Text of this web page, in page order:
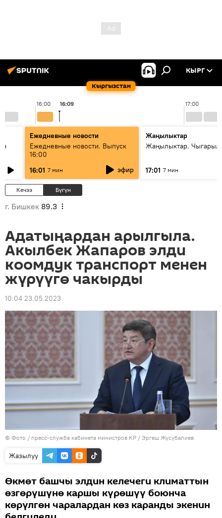
Кыргызстан
КЫРГ
16:00 17:00
16:09
Ежедневные новости
Ежедневные новости. Выпуск
16:00
16:01 7 мин эфир
Жаңылыктар
Жаңылыктар.
17:01 7 мин
Кечээ Бүгүн
г. Бишкек 89.3
Адатыңардан арылгыла.
Акылбек Жапаров элди
коомдук транспорт менен
жүрүүгө чакырды
10:04 23.05.2023
© Фото / пресс-служба кабинета министров КР / Эргеш Жусубалиев
Жазылуу
Өкмөт башчы элдин келечеги климаттын
өзгөрүшүнө каршы күрөшүү боюнча
көрүлгөн чаралардан көз каранды экенин